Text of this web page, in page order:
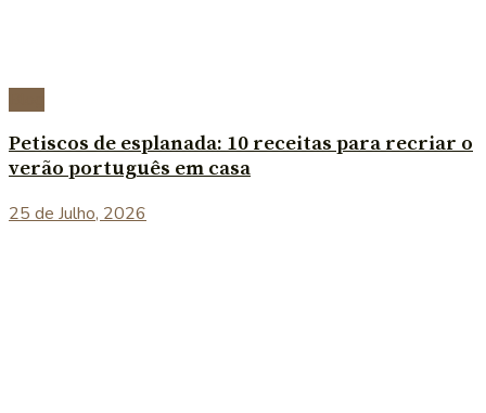
Petiscos de esplanada: 10 receitas para recriar o
verão português em casa
25 de Julho, 2026